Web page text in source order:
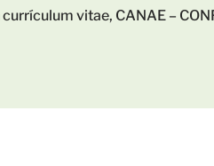
vitae, CANAE –